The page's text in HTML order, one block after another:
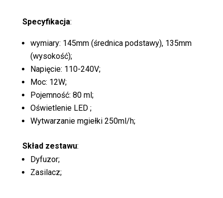
Specyfikacja:
wymiary: 145mm (średnica podstawy), 135mm
(wysokość);
Napięcie: 110-240V;
Moc: 12W;
Pojemność: 80 ml;
Oświetlenie LED ;
Wytwarzanie mgiełki 250ml/h;
Skład zestawu:
Dyfuzor;
Zasilacz;